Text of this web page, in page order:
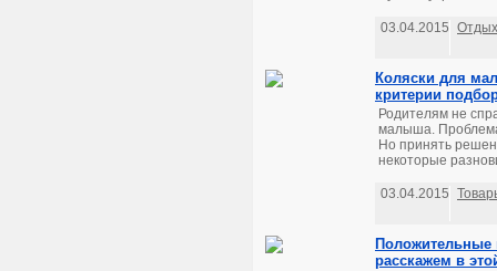
03.04.2015
Коляски для
критерии
Родителям не
малыша.
Но принять
некоторые
03.04.2015
Положительные
расскажем в